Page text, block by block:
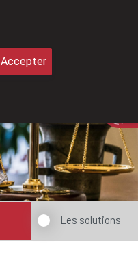
Les solutions
Accepter